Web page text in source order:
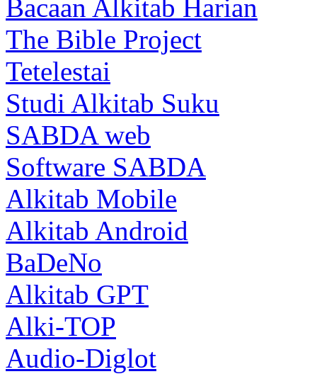
Bacaan Alkitab Harian
The Bible Project
Tetelestai
Studi Alkitab Suku
SABDA web
Software SABDA
Alkitab Mobile
Alkitab Android
BaDeNo
Alkitab GPT
Alki-TOP
Audio-Diglot